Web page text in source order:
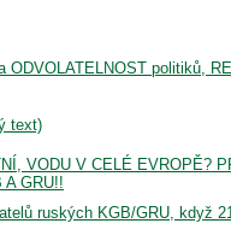
politiků,
text)
VODU V CELÉ EVROPĚ?
A GRU!!
ruských KGB/GRU, když